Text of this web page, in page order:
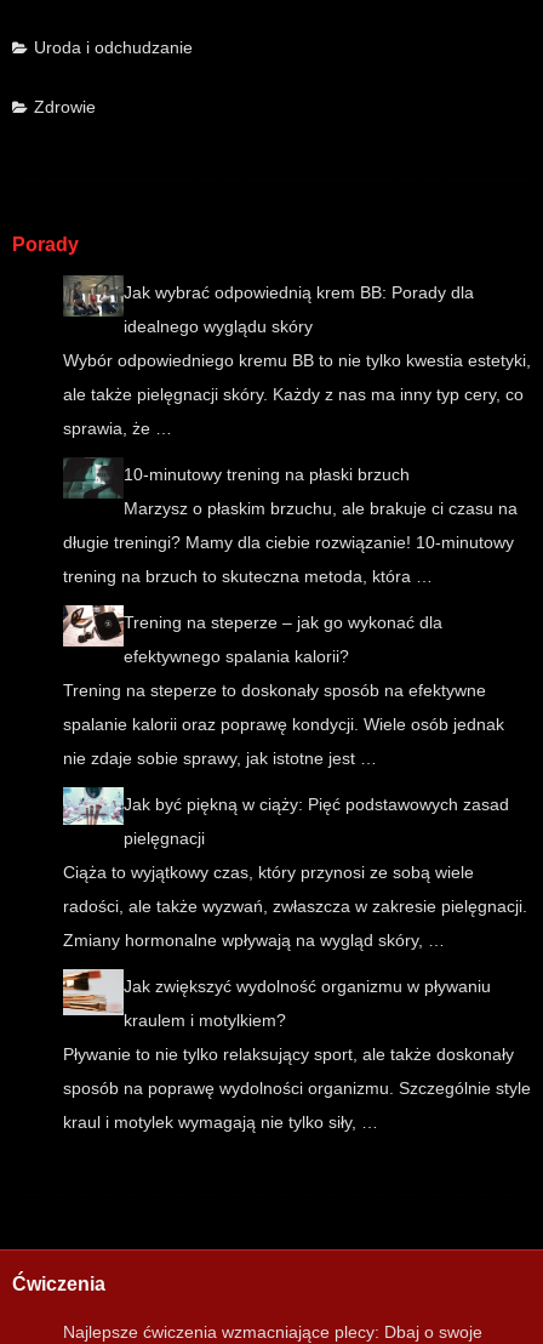
Uroda i odchudzanie
Zdrowie
Porady
Jak wybrać odpowiednią krem BB: Porady dla
idealnego wyglądu skóry
Wybór odpowiedniego kremu BB to nie tylko kwestia estetyki,
ale także pielęgnacji skóry. Każdy z nas ma inny typ cery, co
sprawia, że …
10-minutowy trening na płaski brzuch
Marzysz o płaskim brzuchu, ale brakuje ci czasu na
długie treningi? Mamy dla ciebie rozwiązanie! 10-minutowy
trening na brzuch to skuteczna metoda, która …
Trening na steperze – jak go wykonać dla
efektywnego spalania kalorii?
Trening na steperze to doskonały sposób na efektywne
spalanie kalorii oraz poprawę kondycji. Wiele osób jednak
nie zdaje sobie sprawy, jak istotne jest …
Jak być piękną w ciąży: Pięć podstawowych zasad
pielęgnacji
Ciąża to wyjątkowy czas, który przynosi ze sobą wiele
radości, ale także wyzwań, zwłaszcza w zakresie pielęgnacji.
Zmiany hormonalne wpływają na wygląd skóry, …
Jak zwiększyć wydolność organizmu w pływaniu
kraulem i motylkiem?
Pływanie to nie tylko relaksujący sport, ale także doskonały
sposób na poprawę wydolności organizmu. Szczególnie style
kraul i motylek wymagają nie tylko siły, …
Ćwiczenia
Najlepsze ćwiczenia wzmacniające plecy: Dbaj o swoje